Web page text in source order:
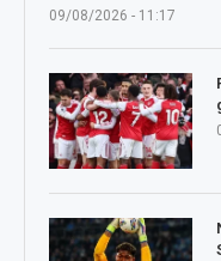
09/08/2026 - 11:17